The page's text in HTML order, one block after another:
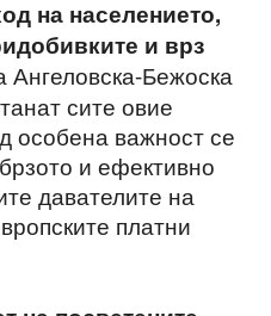
на населението,
и врз
Ангеловска-Бежоска
сите овие
особена важност се
и ефективно
давателите на
платни